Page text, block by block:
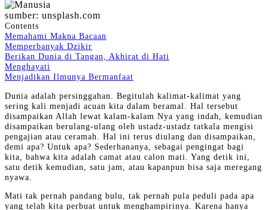
sumber: unsplash.com
Contents
Memahami Makna Bacaan
Memperbanyak Dzikir
Berikan Dunia di Tangan, Akhirat di Hati
Menghayati
Menjadikan Ilmunya Bermanfaat
Dunia adalah persinggahan. Begitulah kalimat-kalimat yang
sering kali menjadi acuan kita dalam beramal. Hal tersebut
disampaikan Allah lewat kalam-kalam Nya yang indah, kemudian
disampaikan berulang-ulang oleh ustadz-ustadz tatkala mengisi
pengajian atau ceramah. Hal ini terus diulang dan disampaikan,
demi apa? Untuk apa? Sederhananya, sebagai pengingat bagi
kita, bahwa kita adalah camat atau calon mati. Yang detik ini,
satu detik kemudian, satu jam, atau kapanpun bisa saja meregang
nyawa.
Mati tak pernah pandang bulu, tak pernah pula peduli pada apa
yang telah kita perbuat untuk menghampirinya. Karena hanya